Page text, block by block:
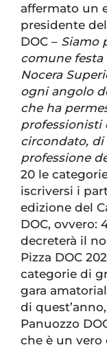
affermato un
presidente
DOC – Siamo
comune festa
Nocera
ogni angolo
che ha
professionisti
circondato,
professione
20 le
iscriversi i
edizione del
DOC, ovvero:
decreterà il
Pizza DOC
categorie di
gara
di
Panuozzo
che è un vero